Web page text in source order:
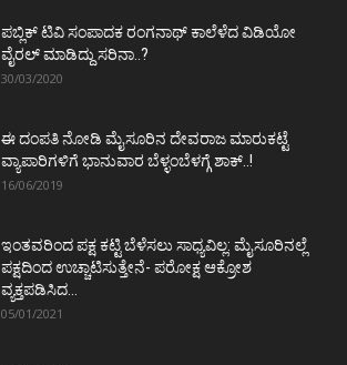
ಪಬ್ಲಿಕ್ ಟಿವಿ ಸಂಪಾದಕ ರಂಗನಾಥ್ ಕಾಲೆಳೆದ ವಿಡಿಯೋ
ವೈರಲ್ ಮಾಡಿದ್ದು ಸರಿನಾ..?
30/03/2020
ಈ ದಂಪತಿ ನೋಡಿ ಮೈಸೂರಿನ ದೇವರಾಜ ಮಾರುಕಟ್ಟೆ
ವ್ಯಾಪಾರಿಗಳಿಗೆ ಭಾನುವಾರ ಬೆಳ್ಳಂಬೆಳಗ್ಗೆ ಶಾಕ್..!
16/06/2019
ಇಂತವರಿಂದ ಪಕ್ಷ ಕಟ್ಟಿ ಬೆಳೆಸಲು ಸಾಧ್ಯವಿಲ್ಲ: ಮೈಸೂರಿನಲ್ಲೆ
ಪಕ್ಷದಿಂದ ಉಚ್ಚಾಟಿಸುತ್ತೇನೆ- ಪರೋಕ್ಷ ಆಕ್ರೋಶ
ವ್ಯಕ್ತಪಡಿಸಿದ...
05/01/2021